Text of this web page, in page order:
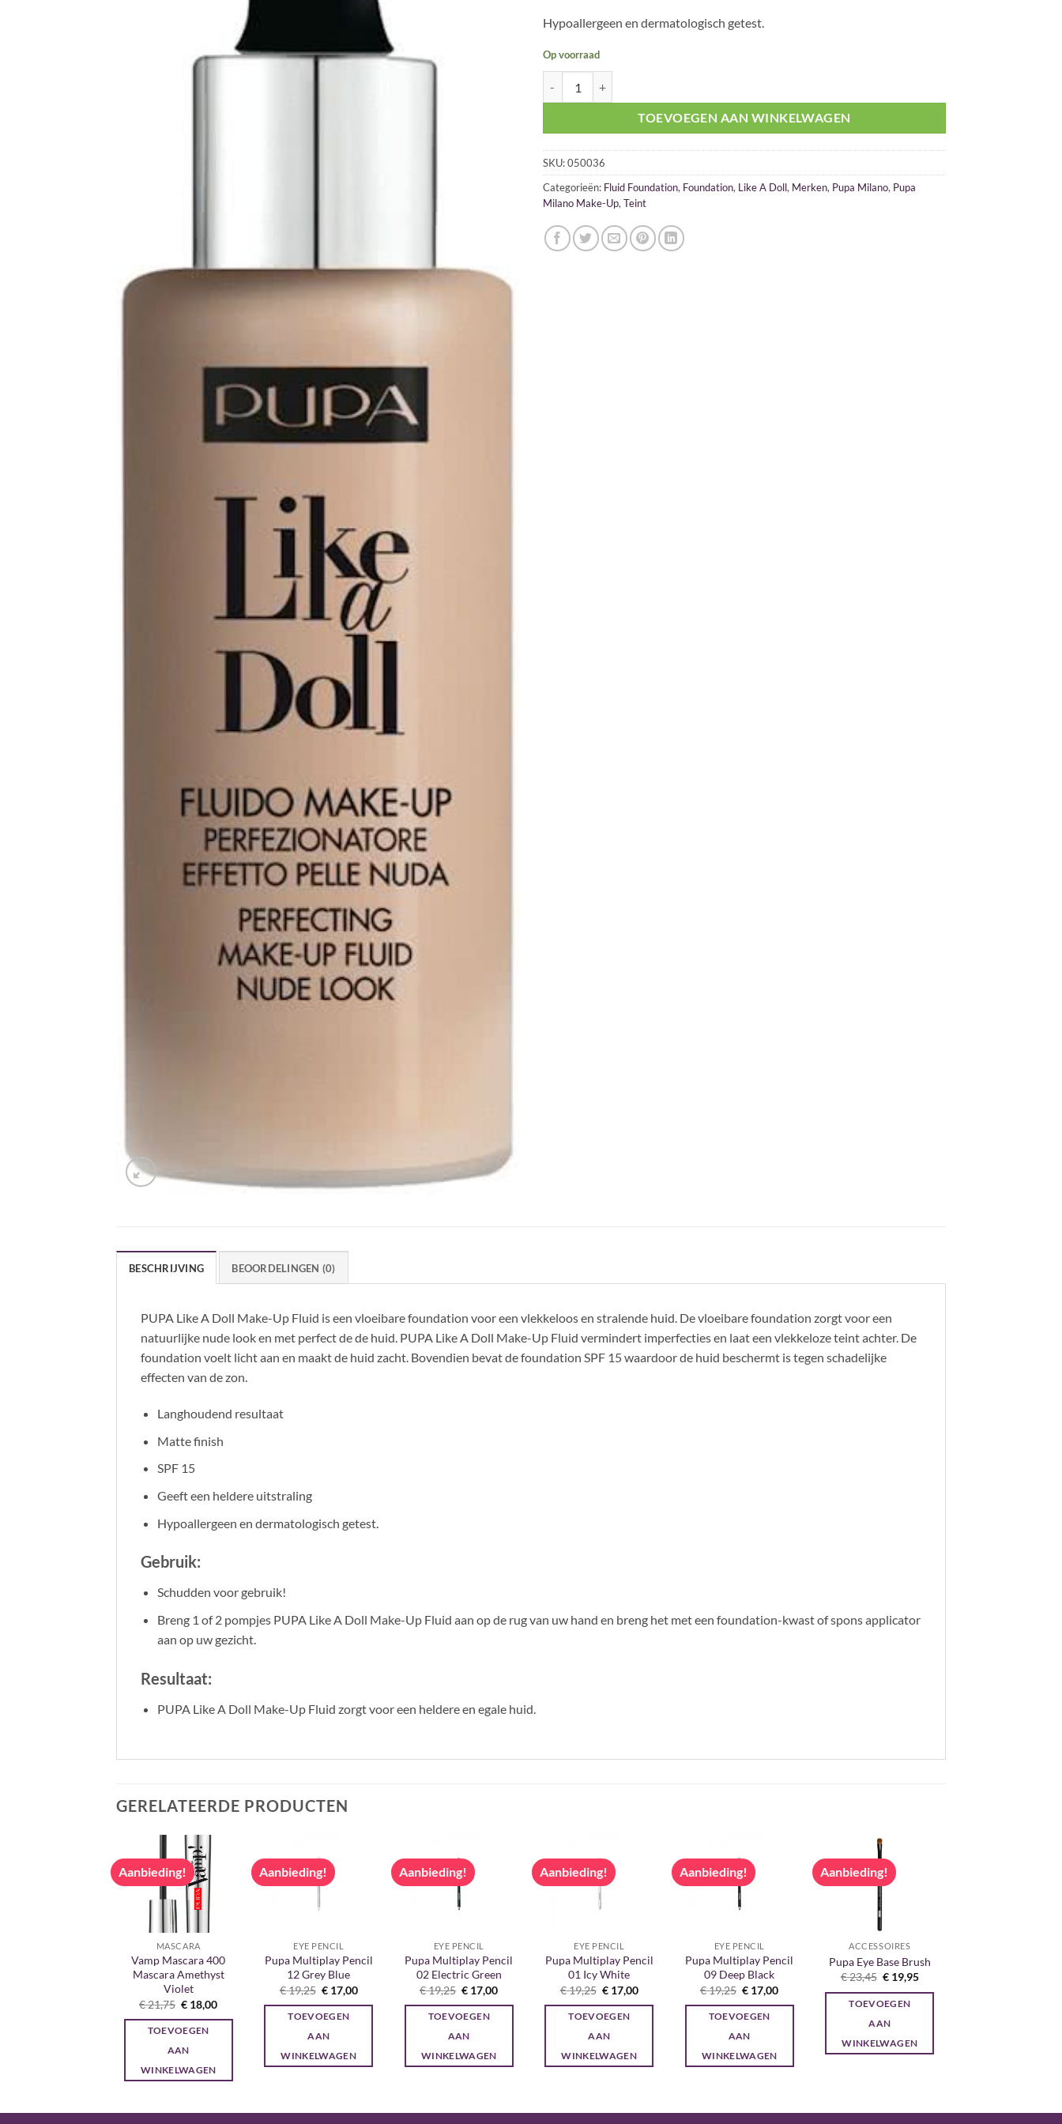
Hypoallergeen en dermatologisch getest.
Op voorraad
TOEVOEGEN AAN WINKELWAGEN
SKU:050036
Categorieën: Fluid Foundation, Foundation, Like A Doll, Merken, Pupa Milano, Pupa
Milano Make-Up, Teint
BESCHRIJVING BEOORDELINGEN (0)
PUPA Like A Doll Make-Up Fluid is een vloeibare foundation voor een vlekkeloos en stralende huid. De vloeibare foundation zorgt voor een
natuurlijke nude look en met perfect de de huid. PUPA Like A Doll Make-Up Fluid vermindert imperfecties en laat een vlekkeloze teint achter. De
foundation voelt licht aan en maakt de huid zacht. Bovendien bevat de foundation SPF 15 waardoor de huid beschermt is tegen schadelijke
effecten van de zon.
Langhoudend resultaat
Matte finish
SPF 15
Geeft een heldere uitstraling
Hypoallergeen en dermatologisch getest.
Gebruik:
Schudden voor gebruik!
Breng 1 of 2 pompjes PUPA Like A Doll Make-Up Fluid aan op de rug van uw hand en breng het met een foundation-kwast of spons applicator
aan op uw gezicht.
Resultaat:
PUPA Like A Doll Make-Up Fluid zorgt voor een heldere en egale huid.
GERELATEERDE PRODUCTEN
Aanbieding!
MASCARA
Vamp Mascara 400
Mascara Amethyst
Violet
€21,75 Oorspronkelijke
prijs
was:
€ 21,75.
€ 18,00Huidige
TOEVOEGEN
AAN
WINKELWAGEN
Aanbieding!
EYE PENCIL
Pupa Multiplay Pencil
12 Grey Blue
€19,25 Oorspronkelijke
was:
€ 19,25.
€17,00Huidige
TOEVOEGEN
AAN
WINKELWAGEN
Aanbieding!
EYE PENCIL
Pupa Multiplay Pencil
02 Electric Green
€19,25 Oorspronkelijke
prijs
was:
€ 19,25.
€ 17,00Huidige
TOEVOEGEN
AAN
WINKELWAGEN
Aanbieding!
EYE PENCIL
Pupa Multiplay Pencil
01 Icy White
€19,25 Oorspronkelijke
was:
€ 19,25.
€17,00Huidige
TOEVOEGEN
AAN
WINKELWAGEN
Aanbieding!
EYE PENCIL
Pupa Multiplay Pencil
09 Deep Black
€19,25 Oorspronkelijke
prijs
was:
€ 19,25.
€ 17,00Huidige
TOEVOEGEN
AAN
WINKELWAGEN
Aanbieding!
ACCESSOIRES
Pupa Eye Base Brush
€23,45 Oorspronkelijke
was:
€ 23,45.
€19,95Huidige
is:
TOEVOEGEN
AAN
WINKELWAGEN